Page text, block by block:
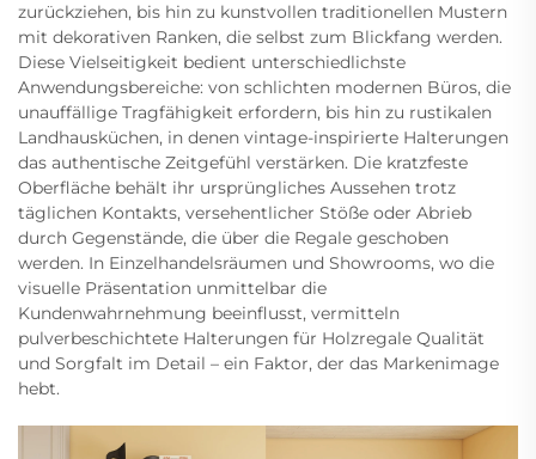
zurückziehen, bis hin zu kunstvollen traditionellen Mustern
mit dekorativen Ranken, die selbst zum Blickfang werden.
Diese Vielseitigkeit bedient unterschiedlichste
Anwendungsbereiche: von schlichten modernen Büros, die
unauffällige Tragfähigkeit erfordern, bis hin zu rustikalen
Landhausküchen, in denen vintage-inspirierte Halterungen
das authentische Zeitgefühl verstärken. Die kratzfeste
Oberfläche behält ihr ursprüngliches Aussehen trotz
täglichen Kontakts, versehentlicher Stöße oder Abrieb
durch Gegenstände, die über die Regale geschoben
werden. In Einzelhandelsräumen und Showrooms, wo die
visuelle Präsentation unmittelbar die
Kundenwahrnehmung beeinflusst, vermitteln
pulverbeschichtete Halterungen für Holzregale Qualität
und Sorgfalt im Detail – ein Faktor, der das Markenimage
hebt.